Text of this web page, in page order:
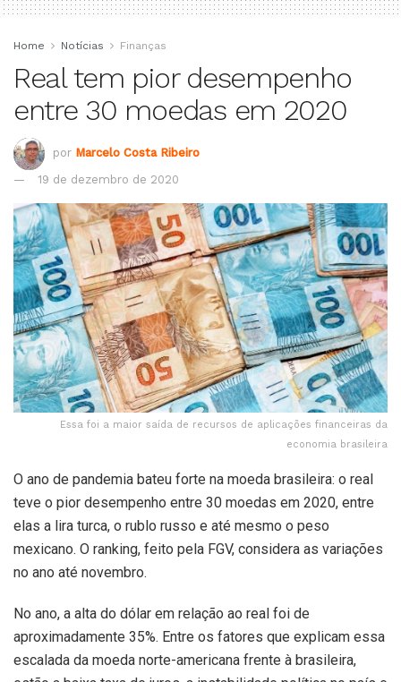
Home Notícias Finanças
Real tem pior desempenho
entre 30 moedas em 2020
por Marcelo Costa Ribeiro
19 de dezembro de 2020
Essa foi a maior saída de recursos de aplicações financeiras da
economia brasileira
O ano de pandemia bateu forte na moeda brasileira: o real
teve o pior desempenho entre 30 moedas em 2020, entre
elas a lira turca, o rublo russo e até mesmo o peso
mexicano. O ranking, feito pela FGV, considera as variações
no ano até novembro.
No ano, a alta do dólar em relação ao real foi de
aproximadamente 35%. Entre os fatores que explicam essa
escalada da moeda norte-americana frente à brasileira,